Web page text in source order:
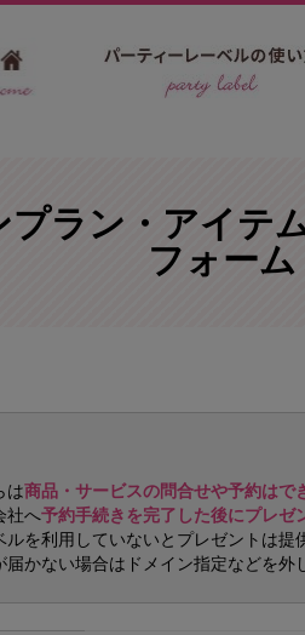
プラン・アイテ
フォーム
は商品・サービスの問合せや予約はで
社へ予約手続きを完了した後にプレゼ
を利用していないとプレゼントは提
かない場合はドメイン指定などを外